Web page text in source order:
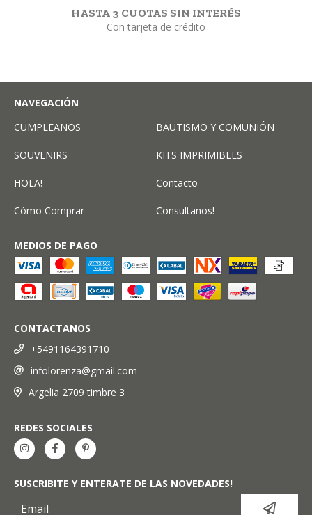
HASTA 3 CUOTAS SIN INTERÉS
Con tarjeta de crédito
NAVEGACIÓN
CUMPLEAÑOS
BAUTISMO Y COMUNIÓN
SOUVENIRS KITS IMPRIMIBLES
HOLA! Contacto
Cómo Comprar Consultanos!
MEDIOS DE PAGO
CONTACTANOS
+5491164391710
infolorenza@gmail.com
Argelia 2709 timbre 3
REDES SOCIALES
SUSCRIBITE Y ENTERATE DE LAS NOVEDADES!